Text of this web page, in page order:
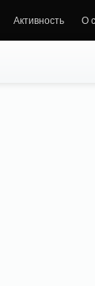
Активность О